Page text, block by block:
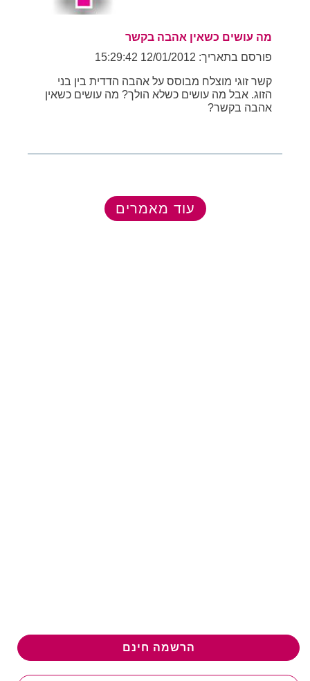
מה עושים כשאין אהבה בקשר
פורסם בתאריך: 12/01/2012 15:29:42
קשר זוגי מוצלח מבוסס על אהבה הדדית בין בני
הזוג. אבל מה עושים כשלא הולך? מה עושים כשאין
אהבה בקשר?
עוד מאמרים
הרשמה חינם